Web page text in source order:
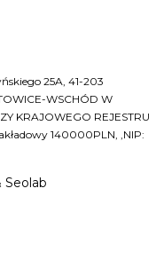
25A, 41-203
WSCHÓD W
KRAJOWEGO REJESTRU
140000PLN, ,NIP: